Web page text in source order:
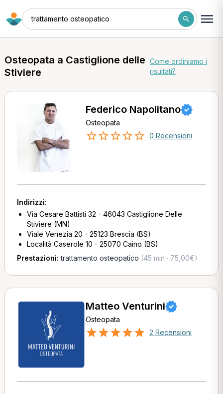
trattamento osteopatico
Osteopata a Castiglione delle
Stiviere
Come ordiniamo i
risultati?
Federico Napolitano
Osteopata
0 Recensioni
Indirizzi:
Via Cesare Battisti 32 - 46043 Castiglione Delle
Stiviere (MN)
Viale Venezia 20 - 25123 Brescia (BS)
Località Caserole 10 - 25070 Caino (BS)
Prestazioni:trattamento osteopatico (45 min · 75,00€)
Matteo Venturini
Osteopata
2 Recensioni